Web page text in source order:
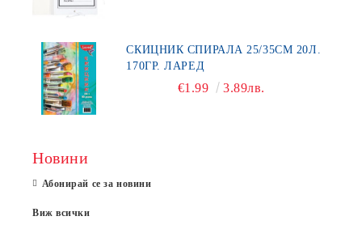
СКИЦНИК СПИРАЛА 25/35СМ 20Л.
170ГР. ЛАРЕД
€1.99 3.89лв.
Новини
Абонирай се за новини
Виж всички